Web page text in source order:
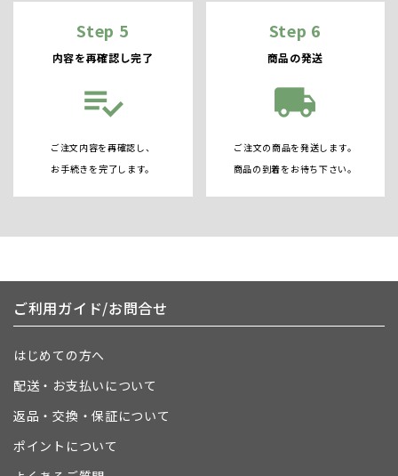
Step 5
内容を再確認し完了
playlist_add_check
ご注文内容を再確認し、
お手続きを完了します。
Step 6
商品の発送
local_shipping
ご注文の商品を発送します。
商品の到着をお待ち下さい。
ご利用ガイド/お問合せ
はじめての方へ
配送・お支払いについて
返品・交換・保証について
ポイントについて